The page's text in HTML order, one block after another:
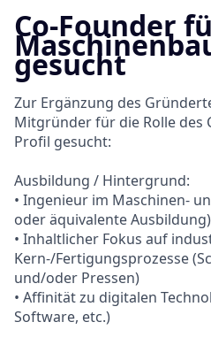
Co-Founder
gesucht
Zur Ergänzung des
Mitgründer für die Rolle des
Profil gesucht:
Ausbildung / Hintergrund:
• Ingenieur im Maschinen-
oder äquivalente Ausbildung)
• Inhaltlicher Fokus auf
Kern-/Fertigungsprozesse
und/oder Pressen)
• Affinität zu digitalen
Software, etc.)